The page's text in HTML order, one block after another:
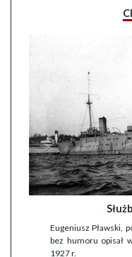
Eugeniusz Pławski,
bez humoru opisał
1927 r.